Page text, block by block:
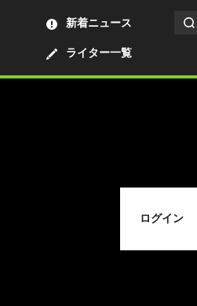
ライター一覧
新着ニュース
ログイン